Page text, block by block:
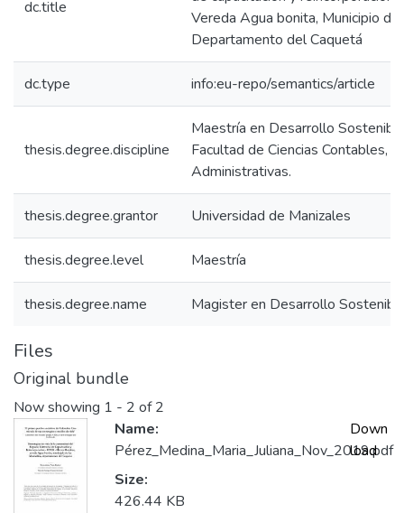
dc.title
Vereda Agua bonita, Municipio
Departamento del Caquetá
dc.type info:eu-repo/semantics/article
thesis.degree.discipline
Maestría en Desarrollo
Facultad de Ciencias Contables,
Administrativas.
thesis.degree.grantor Universidad de Manizales
thesis.degree.level Maestría
thesis.degree.name Magister en Desarrollo
Files
Original bundle
Now showing 1 - 2 of 2
Name:
Pérez_Medina_Maria_Juliana_Nov_2019.pdf
Size:
426.44 KB
Down
load